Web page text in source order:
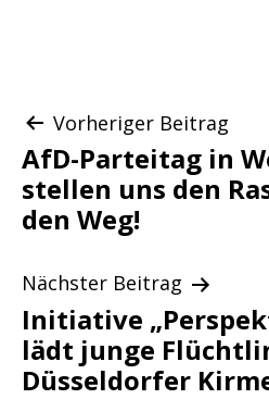
Vorheriger Beitrag
AfD-Parteitag in
stellen uns den
den Weg!
Nächster Beitrag
Initiative
lädt junge
Düsseldorfer